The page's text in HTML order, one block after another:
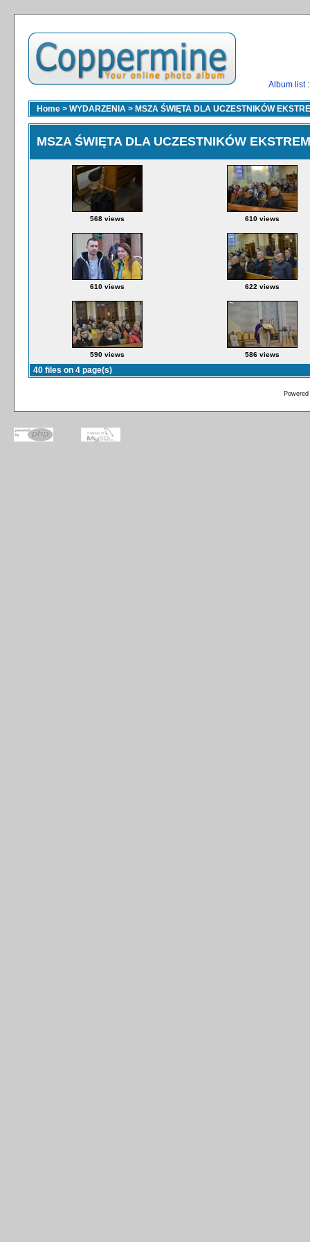
Album list
Home > WYDARZENIA > MSZA ŚWIĘTA DLA UCZESTNIKÓW
MSZA ŚWIĘTA DLA UCZESTNIKÓW
568 views 610 views
610 views 622 views
590 views 586 views
40 files on 4 page(s)